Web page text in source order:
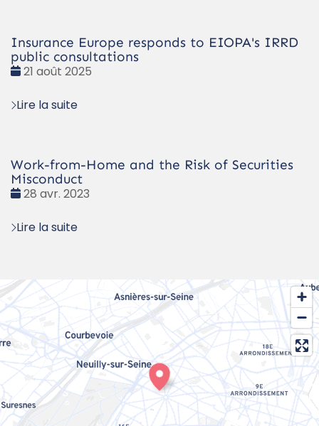
Insurance Europe responds to EIOPA's IRRD
public consultations
Date
21 août 2025
Lire la suite
Work-from-Home and the Risk of Securities
Misconduct
Date
28 avr. 2023
Lire la suite